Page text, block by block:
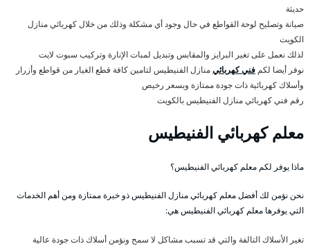
حديثة
صيانة وتصليح لوحة القواطع في حال وجود أي مشكلة وذلك من خلال كهربائي منازل
الكويت
لذلك نعمل على تغير البرايز والمقابس وتبديل لمبات الإنارة وتركيب سبوت لايت
نوفر أيضا لكم فني كهربائيمنازل الفنيطيس لتامين كافة قطع الغيار من قواطع وأزرار
وأسلاك كهربائية ذات جودة ممتازة وبسعر رخيص
رقم فني كهربائي منازل الفنيطيس بالكويت
معلم كهربائي الفنيطيس
ماذا يوفر لكم معلم كهربائي الفنيطيس؟
نحن نؤمن لك أفضل معلم كهربائي منازل الفنيطيس ذو خبرة ممتازة ومن أهم الخدمات
التي يوفرها معلم كهربائي الفنيطيس هي:
تغير الأسلاك التالفة والتي قد تسبب مشاكل لا سمح ونؤمن أسلاك ذات جودة عالية